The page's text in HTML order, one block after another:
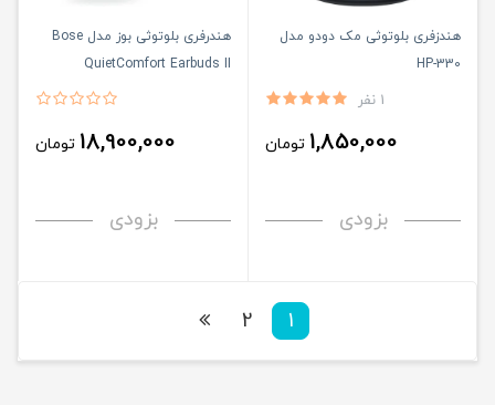
هندزفری بلوتوثی مک دودو مدل
HP-330
1 نفر
1,850,000 تومان
بزودی
هندرفری بلوتوثی بوز مدل Bose
QuietComfort Earbuds II
18,900,000 تومان
بزودی
1
2